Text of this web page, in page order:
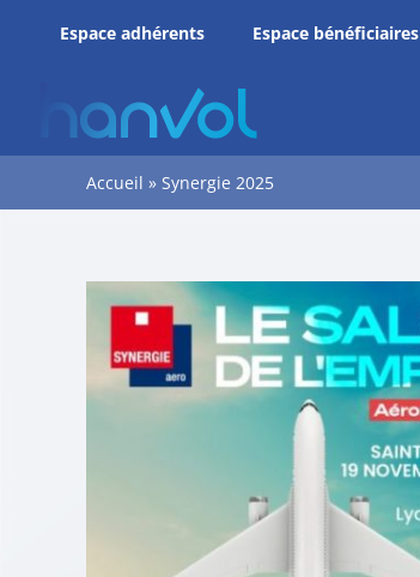
Espace adhérents Espace bénéficiaires
Accueil » Synergie 2025